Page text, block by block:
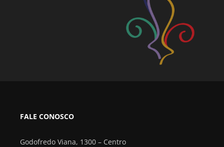
FALE CONOSCO
Godofredo Viana, 1300 – Centro